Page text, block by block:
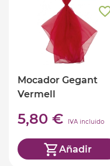
Mocador Gegant
Vermell
5,80 € IVA incluido
Añadir